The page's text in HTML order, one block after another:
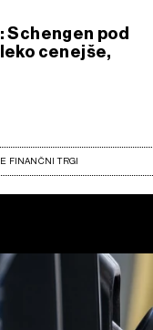
Schengen pod
cenejše,
FINANČNI TRGI